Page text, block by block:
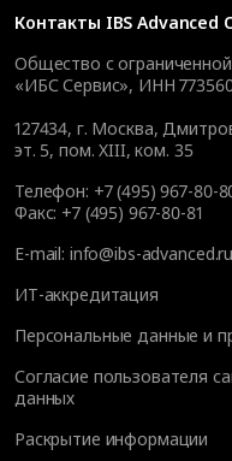
Контакты IBS Advanced
Общество с
«ИБС Сервис», ИНН
127434, г. Москва,
эт. 5, пом. XIII, ком. 35
Телефон: +7 (495) 967-80-
Факс: +7 (495) 967-80-81
E-mail: info@ibs-advanced.ru
ИТ-аккредитация
Персональные данные и
Согласие пользователя
данных
Раскрытие информации